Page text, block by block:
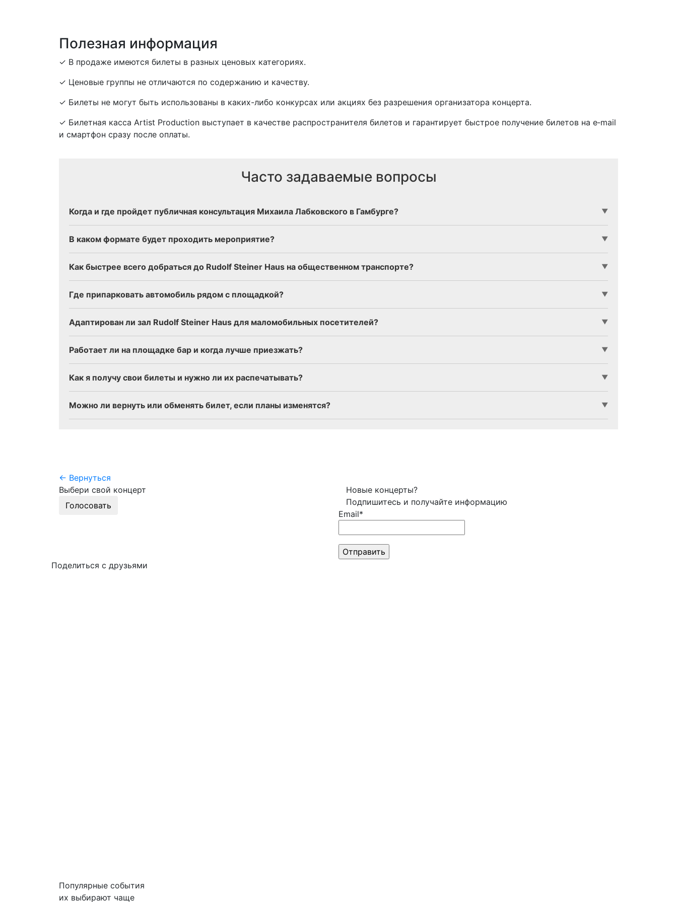
Полезная информация
✓ В продаже имеются билеты в разных ценовых категориях.
✓ Ценовые группы не отличаются по содержанию и качеству.
✓ Билеты не могут быть использованы в каких-либо конкурсах или акциях без разрешения организатора концерта.
✓ Билетная касса Artist Production выступает в качестве распространителя билетов и гарантирует быстрое получение билетов на e‑mail
и смартфон сразу после оплаты.
Часто задаваемые вопросы
Когда и где пройдет публичная консультация Михаила Лабковского в Гамбурге? ▼
В каком формате будет проходить мероприятие? ▼
Как быстрее всего добраться до Rudolf Steiner Haus на общественном транспорте? ▼
Где припарковать автомобиль рядом с площадкой? ▼
Адаптирован ли зал Rudolf Steiner Haus для маломобильных посетителей? ▼
Работает ли на площадке бар и когда лучше приезжать? ▼
Как я получу свои билеты и нужно ли их распечатывать? ▼
Можно ли вернуть или обменять билет, если планы изменятся? ▼
← Вернуться
Выбери свой концерт
Голосовать
Новые концерты?
Подпишитесь и получайте информацию
Email*
Поделиться с друзьями
Популярные события
их выбирают чаще